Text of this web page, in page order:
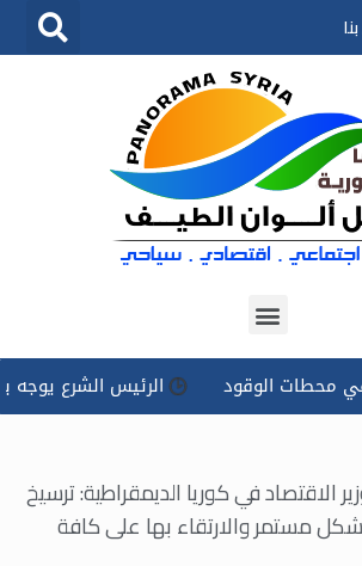
الوقود الرئيس الشرع يوجه
في كوريا الديمقراطية: ترسيخ
مستمر والارتقاء بها على كافة